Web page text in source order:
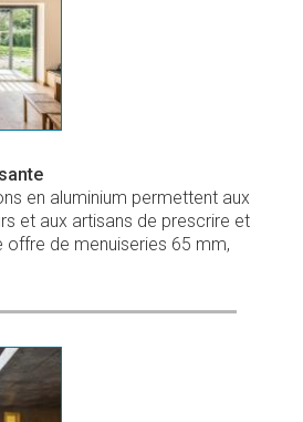
en aluminium permettent aux
et aux artisans de prescrire et
de menuiseries 65 mm,